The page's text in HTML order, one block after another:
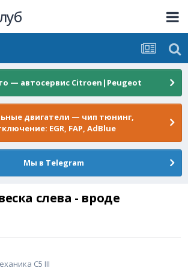
— автосервис Citroen|Peugeot
двигатели — чип тюнинг,
EGR, FAP, AdBlue
Мы в Telegram
слева - вроде
C5 III